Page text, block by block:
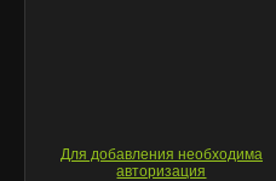
Для добавления необходима
авторизация